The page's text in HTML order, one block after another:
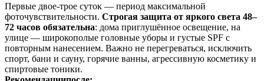
Первые двое-трое суток — период максимальной
фоточувствительности. Строгая защита от яркого света 48–
72 часов обязательна: дома приглушённое освещение, на
улице — широкополые головные уборы и густые SPF с
повторным нанесением. Важно не перегреваться, исключить
спорт, бани и сауну, горячие ванны, агрессивную косметику и
спиртовые тоники.